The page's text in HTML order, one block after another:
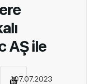
AŞ ile
07.07.2023